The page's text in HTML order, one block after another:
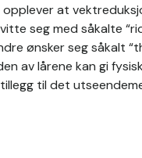
at
seg med såkalte
ønsker seg såkalt
av lårene kan gi
til det